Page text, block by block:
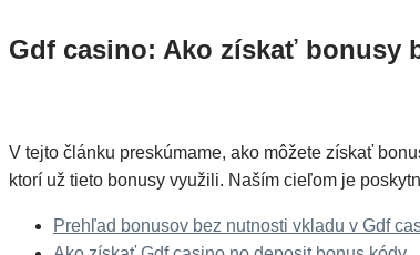
Gdf casino: Ako získať bonusy
V tejto článku preskúmame, ako môžete získať
ktorí už tieto bonusy využili. Naším cieľom je
Prehľad bonusov bez nutnosti vkladu v Gdf